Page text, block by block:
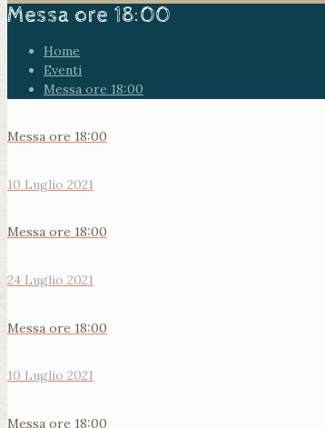
Messa ore 18:00
Home
Eventi
Messa ore 18:00
Messa ore 18:00
10 Luglio 2021
Messa ore 18:00
24 Luglio 2021
Messa ore 18:00
10 Luglio 2021
Messa ore 18:00